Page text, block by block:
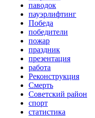
паводок
пауэрлифтинг
Победа
победители
пожар
праздник
презентация
работа
Реконструкция
Смерть
Советский район
спорт
статистика